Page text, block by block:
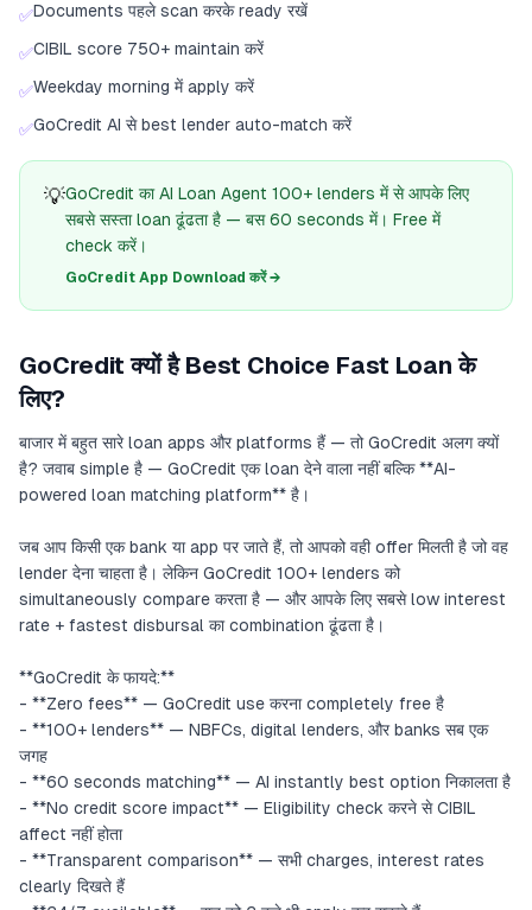
✅Documents पहले scan करके ready रखें
✅CIBIL score 750+ maintain करें
✅Weekday morning में apply करें
✅GoCredit AI से best lender auto-match करें
💡GoCredit का AI Loan Agent 100+ lenders में से आपके लिए
सबसे सस्ता loan ढूंढता है — बस 60 seconds में। Free में
check करें।
GoCredit App Download करें →
GoCredit क्यों है Best Choice Fast Loan के
लिए?
बाजार में बहुत सारे loan apps और platforms हैं — तो GoCredit अलग क्यों
है? जवाब simple है — GoCredit एक loan देने वाला नहीं बल्कि **AI-
powered loan matching platform** है।
जब आप किसी एक bank या app पर जाते हैं, तो आपको वही offer मिलती है जो वह
lender देना चाहता है। लेकिन GoCredit 100+ lenders को
simultaneously compare करता है — और आपके लिए सबसे low interest
rate + fastest disbursal का combination ढूंढता है।
**GoCredit के फायदे:**
- **Zero fees** — GoCredit use करना completely free है
- **100+ lenders** — NBFCs, digital lenders, और banks सब एक
जगह
- **60 seconds matching** — AI instantly best option निकालता है
- **No credit score impact** — Eligibility check करने से CIBIL
affect नहीं होता
- **Transparent comparison** — सभी charges, interest rates
clearly दिखते हैं